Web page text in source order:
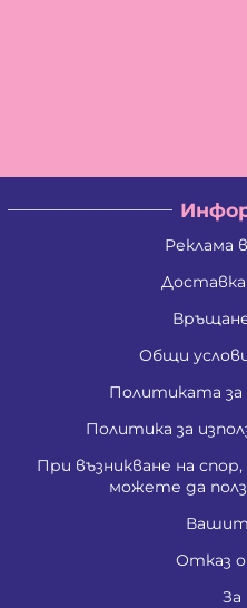
Реклама
Общи
Политиката
Политика за
При възникване на спор,
можете да
Отказ
За